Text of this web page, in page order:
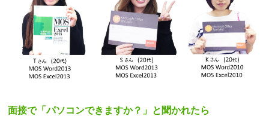
面接で「パソコンできますか？」と聞かれたら